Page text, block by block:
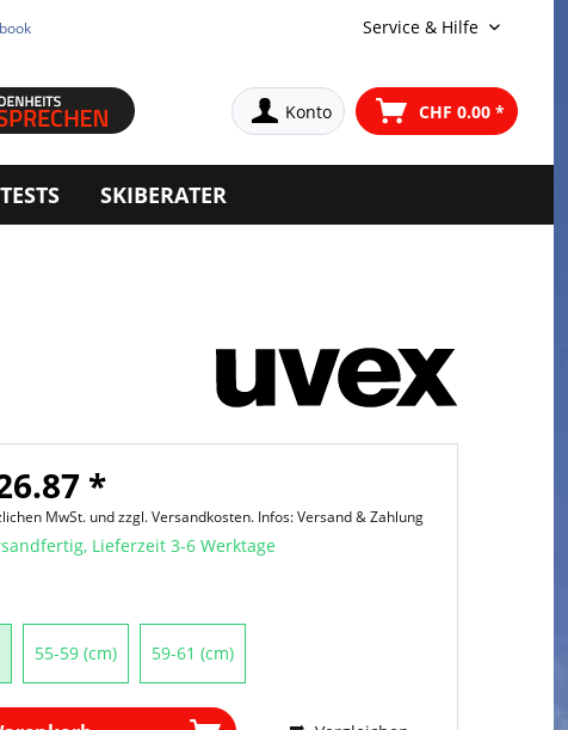
Service & Hilfe
Konto CHF 0.00 *
SKIBERATER
*
MwSt. undzzgl. Versandkosten. Infos: Versand & Zahlung
Lieferzeit 3-6 Werktage
55-59 (cm) 59-61 (cm)